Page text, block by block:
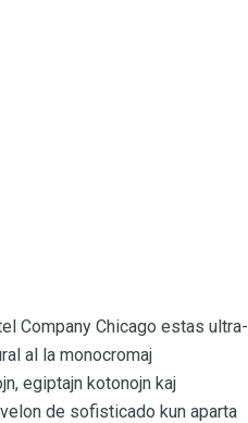
Company Chicago estas ultra-
al la monocromaj
egiptajn kotonojn kaj
de sofisticado kun aparta